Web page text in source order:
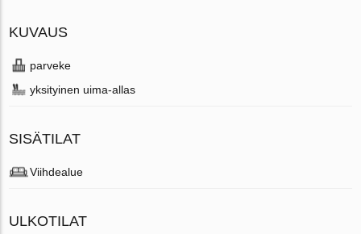
KUVAUS
parveke
yksityinen uima-allas
SISÄTILAT
Viihdealue
ULKOTILAT